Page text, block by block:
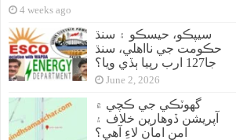
4 weeks ago
سيپڪو، حيسڪو ۽ سنڌ
حڪومت جي نااهلي، سنڌ
جا127 ارب رپيا ٻڏي ويا؟
June 2, 2026
گهوٽڪي جي ڪچي ۾
آپريشن ڏوهارين خلاف ۽
امن امان لاءِ آهي؟